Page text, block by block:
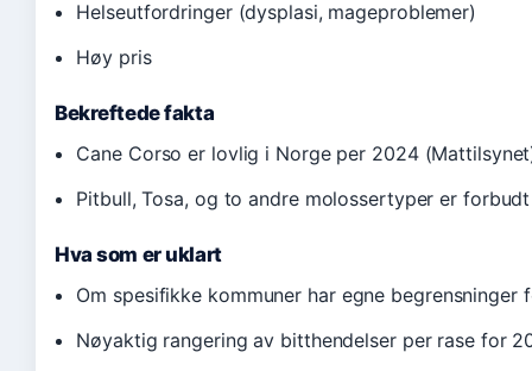
Helseutfordringer (dysplasi, mageproblemer)
Høy pris
Bekreftede fakta
Cane Corso er lovlig i Norge per 2024
Pitbull, Tosa, og to andre molossertyper er
Hva som er uklart
Om spesifikke kommuner har egne begrensninger
Nøyaktig rangering av bitthendelser per rase for